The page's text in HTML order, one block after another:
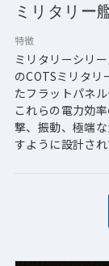
ミリタリー
特徴
ミリタリーシリ
のCOTSミリタ
たフラットパネ
これらの電力効
撃、振動、極端
すように設計され